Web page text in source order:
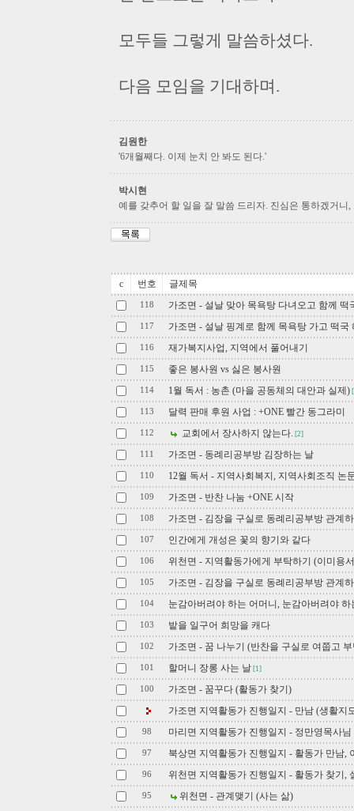
모두들 그렇게 말씀하셨다.
다음 모임을 기대하며.
김원한
'6개월째다. 이제 눈치 안 봐도 된다.'
박시현
예를 갖추어 할 일을 잘 말씀 드리자. 진심은 통하겠거니
c 번호 글제목
118 가조면 - 설날 맞아 목욕탕 다녀오고 함께 떡
117 가조면 - 설날 핑계로 함께 목욕탕 가고 떡국
116 재가복지사업, 지역에서 풀어내기
115 좋은 봉사원 vs 싫은 봉사원
114 1월 독서 : 농촌 (마을 공동체의 대안과 실제)
113 달력 판매 후원 사업 : +ONE 빨간 동그라미
112 교회에서 장사하지 않는다. [2]
111 가조면 - 동례리공부방 김장하는 날
110 12월 독서 - 지역사회복지, 지역사회조직 논
109 가조면 - 반찬 나눔 +ONE 시작
108 가조면 - 김장을 구실로 동례리공부방 관계
107 인간에게 개성은 꽃의 향기와 같다
106 위천면 - 지역활동가에게 부탁하기 (이미용
105 가조면 - 김장을 구실로 동례리공부방 관계
104 눈감아버려야 하는 어머니, 눈감아버려야
103 밭을 일구어 희망을 캐다
102 가조면 - 꿈 나누기 (반찬을 구실로 여쭙고
101 할머니 장롱 사는 날 [1]
100
가조면 - 꿈꾸다 (활동가 찾기)
가조면 지역활동가 진행일지 - 만남 (생활지
98 마리면 지역활동가 진행일지 - 정만영목사님
97 북상면 지역활동가 진행일지 - 활동가 만남,
96 위천면 지역활동가 진행일지 - 활동가 찾기,
95 위천면 - 관계맺기 (사는 삶)